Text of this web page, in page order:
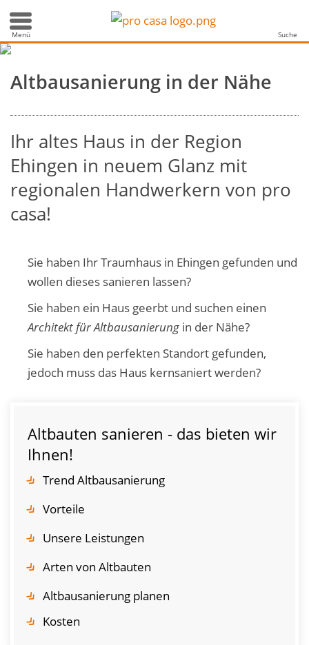
Menü
machen wir neu
Altbausanierung in der Nähe
Ihr altes Haus in der Region
Ehingen in neuem Glanz mit
regionalen Handwerkern von pro
casa!
Sie haben Ihr Traumhaus in Ehingen gefunden und
wollen dieses sanieren lassen?
Sie haben ein Haus geerbt und suchen einen
Architekt für Altbausanierung in der Nähe?
Sie haben den perfekten Standort gefunden,
jedoch muss das Haus kernsaniert werden?
Altbauten sanieren - das bieten wir
Ihnen!
Trend Altbausanierung
Vorteile
Unsere Leistungen
Arten von Altbauten
Altbausanierung planen
Kosten